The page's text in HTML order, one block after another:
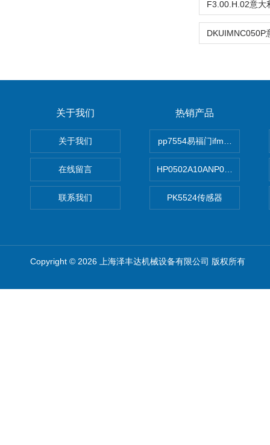
关于我们
关于我们
在线留言
联系我们
热销产品
pp7554易福门ifm传感器
HP0502A10ANP01滤芯 Mp
PK5524传感器
Copyright © 2026 上海泽丰达机械设备有限公司 版权所有